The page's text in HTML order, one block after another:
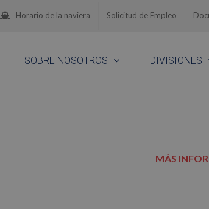
Horario de la naviera Solicitud de Empleo
SOBRE NOSOTROS DIVISIONES
MÁS